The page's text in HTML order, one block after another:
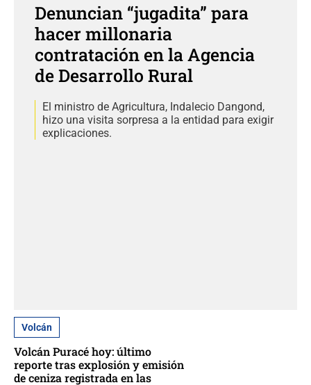
Denuncian “jugadita” para
hacer millonaria
contratación en la Agencia
de Desarrollo Rural
El ministro de Agricultura, Indalecio Dangond,
hizo una visita sorpresa a la entidad para exigir
explicaciones.
Volcán
Volcán Puracé hoy: último
reporte tras explosión y emisión
de ceniza registrada en las